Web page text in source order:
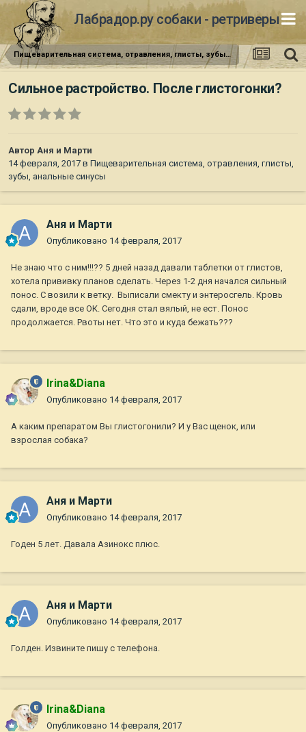
Лабрадор.ру собаки - ретриверы
Пищеварительная система, отравления, глисты, зубы, анальные синусы
Сильное растройство. После глистогонки?
Автор Аня и Марти
14 февраля, 2017 в Пищеварительная система, отравления, глисты,
зубы, анальные синусы
Аня и Марти
Опубликовано 14 февраля, 2017
Не знаю что с ним!!!?? 5 дней назад давали таблетки от глистов,
хотела прививку планов сделать. Через 1-2 дня начался сильный
понос. С возили к ветку. Выписали смекту и энтеросгель. Кровь
сдали, вроде все ОК. Сегодня стал вялый, не ест. Понос
продолжается. Рвоты нет. Что это и куда бежать???
Irina&Diana
Опубликовано 14 февраля, 2017
А каким препаратом Вы глистогонили? И у Вас щенок, или
взрослая собака?
Аня и Марти
Опубликовано 14 февраля, 2017
Годен 5 лет. Давала Азинокс плюс.
Аня и Марти
Опубликовано 14 февраля, 2017
Голден. Извините пишу с телефона.
Irina&Diana
Опубликовано 14 февраля, 2017